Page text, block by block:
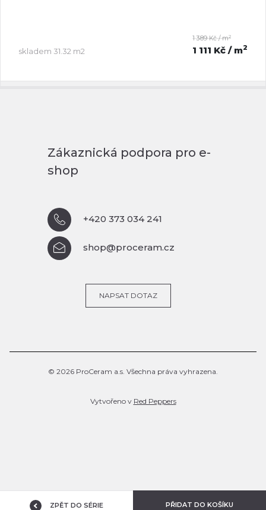
skladem 31.32 m2
1 389 Kč / m2
1 111 Kč / m2
ZPĚT DO SÉRIE PŘIDAT DO KOŠÍKU
Zákaznická podpora pro e-
shop
+420 373 034 241
shop@proceram.cz
NAPSAT DOTAZ
© 2026 ProCeram a.s. Všechna práva vyhrazena.
Vytvořeno v Red Peppers